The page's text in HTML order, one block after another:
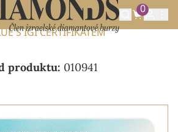
0
A POLODRAHOKAMY
SAFÍR
S IGI CERTIFIKÁTEM
produktu: 010941